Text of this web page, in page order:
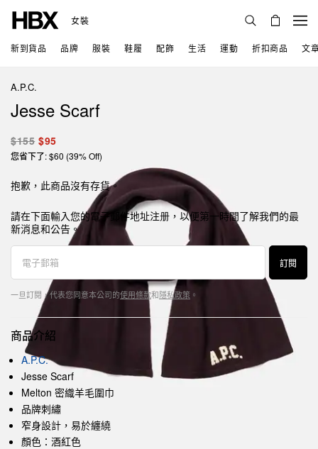
女裝
新到貨品 品牌 服裝 鞋履 配飾 生活 運動 折扣商品 文
A.P.C.
Jesse Scarf
$155 $95
您省下了: $60 (39% Off)
抱歉，此商品沒有存貨。
請在下面輸入您的電子郵件地址注册，以便第一時間了解我們的最
新消息和公告。
訂閱
一旦訂閱，代表您同意本公司的使用條款和隱私政策 。
商品介紹
A.P.C.
Jesse Scarf
Melton 密織羊毛圍巾
品牌刺繡
窄身設計，易於纏繞
顏色：酒紅色